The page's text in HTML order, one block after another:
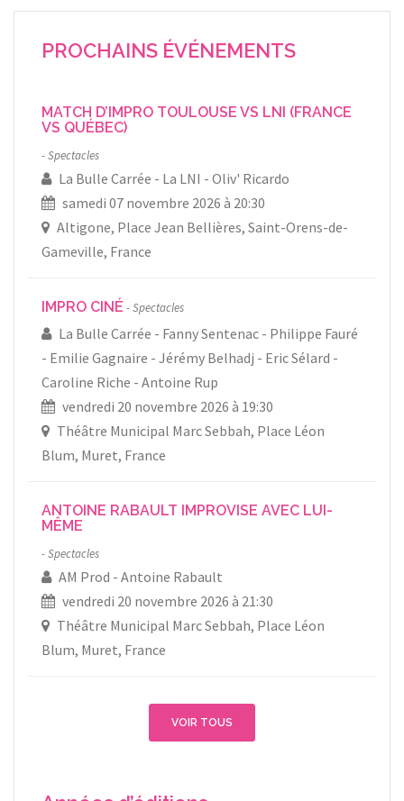
PROCHAINS ÉVÉNEMENTS
MATCH D’IMPRO TOULOUSE VS LNI (FRANCE
VS QUÉBEC)
Spectacles
La Bulle Carrée La LNI
Oliv' Ricardo
samedi 07 novembre 2026 à 20:30
Altigone, Place Jean Bellières, Saint-Orens-de-
Gameville, France
IMPRO CINÉ Spectacles
La Bulle Carrée Fanny Sentenac
Philippe Fauré
Emilie Gagnaire
Jérémy Belhadj
Eric Sélard
Caroline Riche
Antoine Rup
vendredi 20 novembre 2026 à 19:30
Théâtre Municipal Marc Sebbah, Place Léon
Blum, Muret, France
ANTOINE RABAULT IMPROVISE AVEC LUI-
MÊME
Spectacles
AM Prod
Antoine Rabault
vendredi 20 novembre 2026 à 21:30
Théâtre Municipal Marc Sebbah, Place Léon
Blum, Muret, France
VOIR TOUS